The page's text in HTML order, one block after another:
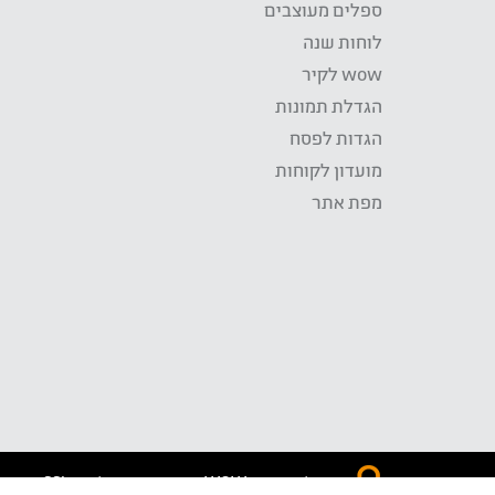
ספלים מעוצבים
לוחות שנה
wow לקיר
הגדלת תמונות
הגדות לפסח
מועדון לקוחות
מפת אתר
התשלום באתר WOW מאובטח בטכנולוגית SSL